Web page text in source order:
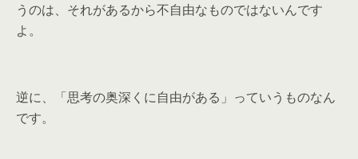
うのは、それがあるから不自由なものではないんです
よ。
逆に、「思考の奥深くに自由がある」っていうものなん
です。